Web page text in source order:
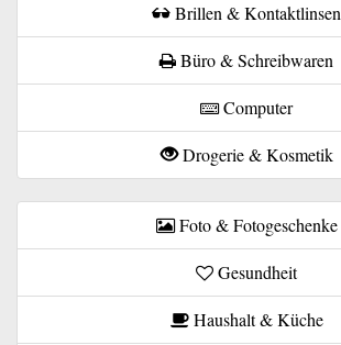
Brillen & Kontaktlinsen
Büro & Schreibwaren
Computer
Drogerie & Kosmetik
Foto & Fotogeschenke
Gesundheit
Haushalt & Küche